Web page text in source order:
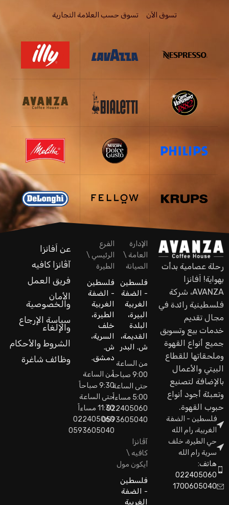
تسوق الاَن تسوق حسب العلامة التجارية
رحلة عصامية بدأت
بهواية! اَفانزا
AVANZA، شركة
فلسطينية رائدة في
مجال تقديم
خدمات بيع وتسويق
جميع أنواع القهوة
وملحقاتها للقطاع
البيتي والأعمال
بالإضافة لتصنيع
وتعبئة أجود أنواع
حبوب القهوة.
فلسطين - الضفة
الغربية، رام الله
حي الطيرة، خلف
سرية رام الله
هاتف:
022405060
1700605040
الإدارة
العامة \
الصيانة
فلسطين
- الضفة
الغربية
البيرة،
البلدة
القديمة،
ش. البدر
من الساعة
9:00 صباحاً
حتى الساعة
5:00 مساءاً
022405060
0593605040
الفرع
الرئيسي \
الطيرة
فلسطين
- الضفة
الغربية
الطيرة،
خلف
السرية،
ش.
دمشق.
من الساعة
9:30 صباحاً
حتى الساعة
11:30 مساءاً
022405060
0593605040
آڤانزا
كافيه \
أيكون مول
فلسطين
- الضفة
الغربية
عن اَفانزا
آڤانزا كافيه
فريق العمل
الأمان
والخصوصية
سياسة الإرجاع
والإلغاء
الشروط والأحكام
وظائف شاغرة